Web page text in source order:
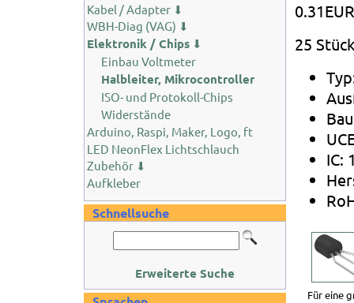
Kabel / Adapter ⬇
WBH-Diag (VAG) ⬇
Elektronik / Chips ⬇
Einbau Voltmeter
Halbleiter, Mikrocontroller
ISO- und Protokoll-Chips
Widerstände
Arduino, Raspi, Maker, Logo, ft
LED NeonFlex Lichtschlauch
Zubehör ⬇
Aufkleber
Schnellsuche
Erweiterte Suche
25
IC:
Für eine